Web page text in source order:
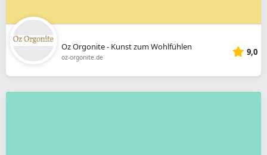
Oz Orgonite - Kunst zum Wohlfühlen
oz-orgonite.de 9,0